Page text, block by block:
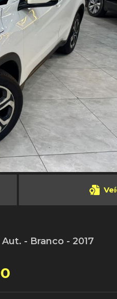
- Branco - 2017